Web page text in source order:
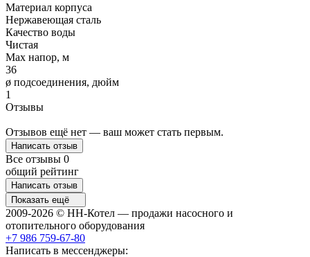
Материал корпуса
Нержавеющая сталь
Качество воды
Чистая
Max напор, м
36
ø подсоединения, дюйм
1
Отзывы
Отзывов ещё нет — ваш может стать первым.
Написать отзыв
Все отзывы 0
общий рейтинг
Написать отзыв
Показать ещё
2009-2026 © НН-Котел — продажи насосного и
отопительного оборудования
+7 986 759-67-80
Написать в мессенджеры: